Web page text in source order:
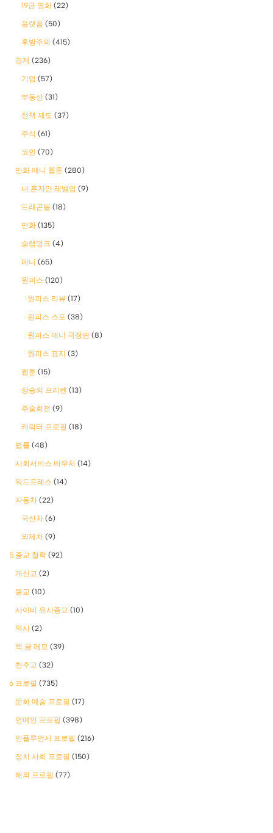
19금 영화 (22)
플랫폼 (50)
후방주의 (415)
경제 (236)
기업 (57)
부동산 (31)
정책 제도 (37)
주식 (61)
코인 (70)
만화 애니 웹툰 (280)
나 혼자만 레벨업 (9)
드래곤볼 (18)
만화 (135)
슬램덩크 (4)
애니 (65)
원피스 (120)
원피스 리뷰 (17)
원피스 스포 (38)
원피스 애니 극장판 (8)
원피스 표지 (3)
웹툰 (15)
장송의 프리렌 (13)
주술회전 (9)
캐릭터 프로필 (18)
법률 (48)
사회서비스 바우처 (14)
워드프레스 (14)
자동차 (22)
국산차 (6)
외제차 (9)
5 종교 철학 (92)
개신교 (2)
불교 (10)
사이비 유사종교 (10)
역사 (2)
책 글 메모 (39)
천주교 (32)
6 프로필 (735)
문화 예술 프로필 (17)
연예인 프로필 (398)
인플루언서 프로필 (216)
정치 사회 프로필 (150)
해외 프로필 (77)